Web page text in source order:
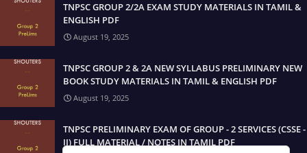
TNPSC GROUP 2/2A EXAM STUDY MATERIALS IN TAMIL &
ENGLISH PDF
August 19, 2025
TNPSC GROUP 2 & 2A NEW SYLLABUS PRELIMINARY NEW
BOOK STUDY MATERIALS IN TAMIL & ENGLISH PDF
August 19, 2025
TNPSC PRELIMINARY EXAM OF GROUP - 2 SERVICES (CSSE -
II) FULL MATERIAL / NOTES IN TAMIL PDF